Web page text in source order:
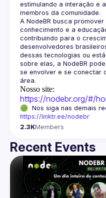
estimulando a interação e
A NodeBR busca
conhecimento e a
contribuindo para o
desenvolvedores
dessas tecnologias ou
sobre elas, a NodeBR
se envolver e se conectar
Nosso site:
https://nodebr.org/#/
https://linktr.ee/nodebr
2.3KMembers
Recent Events